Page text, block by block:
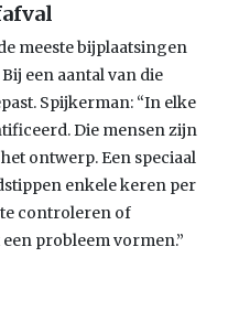
meeste bijplaatsingen
een aantal van die
Spijkerman: “In elke
Die mensen zijn
ontwerp. Een speciaal
enkele keren per
controleren of
probleem vormen.”